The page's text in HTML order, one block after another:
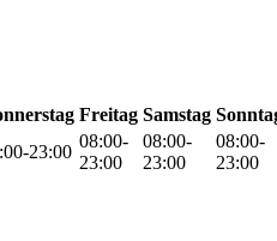
Freitag Samstag
23:00
08:00-
23:00
08:00-
23:00
08:00-
23:00